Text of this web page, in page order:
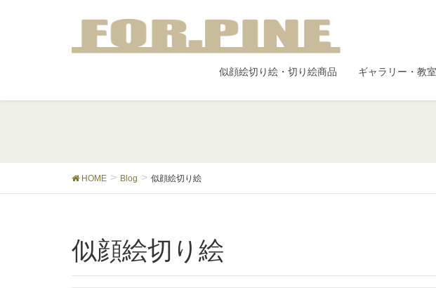
似顔絵切り絵・切り絵商品 ギャラリー・教
HOME Blog 似顔絵切り絵
似顔絵切り絵